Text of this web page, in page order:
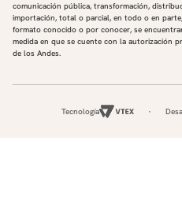
comunicación pública, transformación,
importación, total o parcial, en todo o en
formato conocido o por conocer, se
medida en que se cuente con la autorización
de los Andes.
Tecnología